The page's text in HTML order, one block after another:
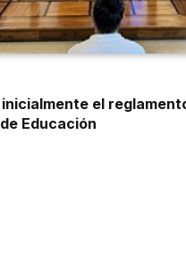
el
Educación